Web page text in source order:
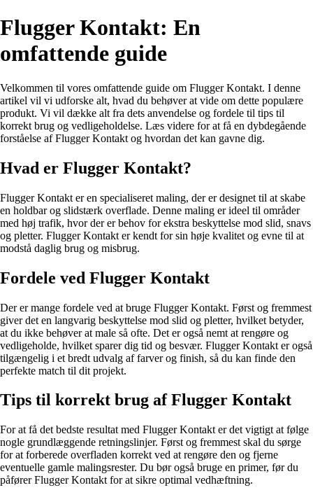
Flugger Kontakt: En
omfattende guide
Velkommen til vores omfattende guide om Flugger Kontakt. I denne
artikel vil vi udforske alt, hvad du behøver at vide om dette populære
produkt. Vi vil dække alt fra dets anvendelse og fordele til tips til
korrekt brug og vedligeholdelse. Læs videre for at få en dybdegående
forståelse af Flugger Kontakt og hvordan det kan gavne dig.
Hvad er Flugger Kontakt?
Flugger Kontakt er en specialiseret maling, der er designet til at skabe
en holdbar og slidstærk overflade. Denne maling er ideel til områder
med høj trafik, hvor der er behov for ekstra beskyttelse mod slid, snavs
og pletter. Flugger Kontakt er kendt for sin høje kvalitet og evne til at
modstå daglig brug og misbrug.
Fordele ved Flugger Kontakt
Der er mange fordele ved at bruge Flugger Kontakt. Først og fremmest
giver det en langvarig beskyttelse mod slid og pletter, hvilket betyder,
at du ikke behøver at male så ofte. Det er også nemt at rengøre og
vedligeholde, hvilket sparer dig tid og besvær. Flugger Kontakt er også
tilgængelig i et bredt udvalg af farver og finish, så du kan finde den
perfekte match til dit projekt.
Tips til korrekt brug af Flugger Kontakt
For at få det bedste resultat med Flugger Kontakt er det vigtigt at følge
nogle grundlæggende retningslinjer. Først og fremmest skal du sørge
for at forberede overfladen korrekt ved at rengøre den og fjerne
eventuelle gamle malingsrester. Du bør også bruge en primer, før du
påfører Flugger Kontakt for at sikre optimal vedhæftning.